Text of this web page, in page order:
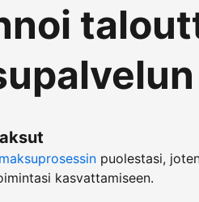
puolestasi,
kasvattamiseen.